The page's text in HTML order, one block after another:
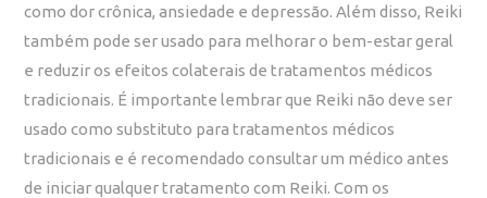
como dor crônica, ansiedade e depressão. Além disso, Reiki
também pode ser usado para melhorar o bem-estar geral
e reduzir os efeitos colaterais de tratamentos médicos
tradicionais. É importante lembrar que Reiki não deve ser
usado como substituto para tratamentos médicos
tradicionais e é recomendado consultar um médico antes
de iniciar qualquer tratamento com Reiki. Com os